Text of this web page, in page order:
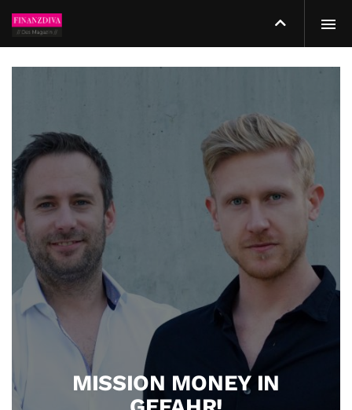
MISSION MONEY IN